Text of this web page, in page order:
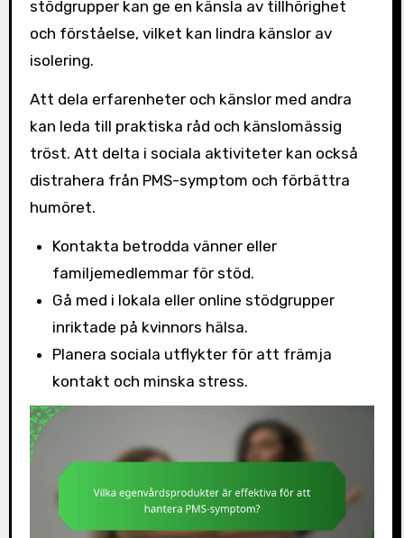
stödgrupper kan ge en känsla av tillhörighet
och förståelse, vilket kan lindra känslor av
isolering.
Att dela erfarenheter och känslor med andra
kan leda till praktiska råd och känslomässig
tröst. Att delta i sociala aktiviteter kan också
distrahera från PMS-symptom och förbättra
humöret.
Kontakta betrodda vänner eller
familjemedlemmar för stöd.
Gå med i lokala eller online stödgrupper
inriktade på kvinnors hälsa.
Planera sociala utflykter för att främja
kontakt och minska stress.